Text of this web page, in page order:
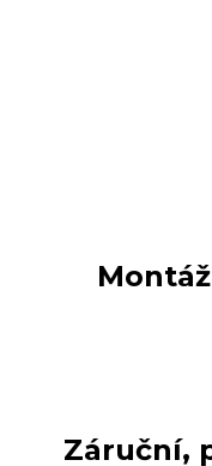
Záruční,